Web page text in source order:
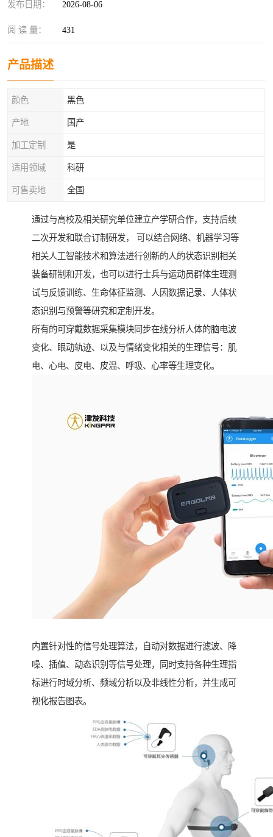
发布日期： 2026-08-06
阅 读 量： 431
产品描述
颜色 黑色
产地 国产
加工定制 是
适用领域 科研
可售卖地 全国
通过与高校及相关研究单位建立产学研合作，支持后续
二次开发和联合订制研发， 可以结合网络、机器学习等
相关人工智能技术和算法进行创新的人的状态识别相关
装备研制和开发，也可以进行士兵与运动员群体生理测
试与反馈训练、生命体征监测、人因数据记录、人体状
态识别与预警等研究和定制开发。
所有的可穿戴数据采集模块同步在线分析人体的脑电波
变化、眼动轨迹、以及与情绪变化相关的生理信号：肌
电、心电、皮电、皮温、呼吸、心率等生理变化。
内置针对性的信号处理算法，自动对数据进行滤波、降
噪、插值、动态识别等信号处理，同时支持各种生理指
标进行时域分析、频域分析以及非线性分析，并生成可
视化报告图表。